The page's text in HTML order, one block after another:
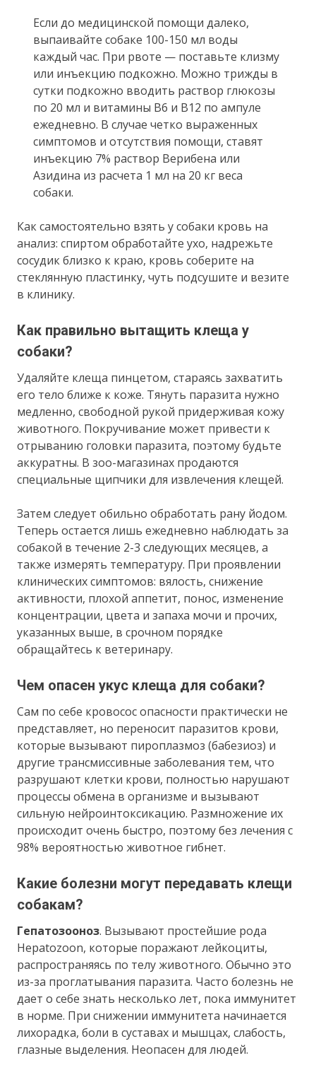
Если до медицинской помощи далеко,
выпаивайте собаке 100-150 мл воды
каждый час. При рвоте — поставьте клизму
или инъекцию подкожно. Можно трижды в
сутки подкожно вводить раствор глюкозы
по 20 мл и витамины В6 и В12 по ампуле
ежедневно. В случае четко выраженных
симптомов и отсутствия помощи, ставят
инъекцию 7% раствор Верибена или
Азидина из расчета 1 мл на 20 кг веса
собаки.
Как самостоятельно взять у собаки кровь на
анализ: спиртом обработайте ухо, надрежьте
сосудик близко к краю, кровь соберите на
стеклянную пластинку, чуть подсушите и везите
в клинику.
Как правильно вытащить клеща у
собаки?
Удаляйте клеща пинцетом, стараясь захватить
его тело ближе к коже. Тянуть паразита нужно
медленно, свободной рукой придерживая кожу
животного. Покручивание может привести к
отрыванию головки паразита, поэтому будьте
аккуратны. В зоо-магазинах продаются
специальные щипчики для извлечения клещей.
Затем следует обильно обработать рану йодом.
Теперь остается лишь ежедневно наблюдать за
собакой в течение 2-3 следующих месяцев, а
также измерять температуру. При проявлении
клинических симптомов: вялость, снижение
активности, плохой аппетит, понос, изменение
концентрации, цвета и запаха мочи и прочих,
указанных выше, в срочном порядке
обращайтесь к ветеринару.
Чем опасен укус клеща для собаки?
Сам по себе кровосос опасности практически не
представляет, но переносит паразитов крови,
которые вызывают пироплазмоз (бабезиоз) и
другие трансмиссивные заболевания тем, что
разрушают клетки крови, полностью нарушают
процессы обмена в организме и вызывают
сильную нейроинтоксикацию. Размножение их
происходит очень быстро, поэтому без лечения с
98% вероятностью животное гибнет.
Какие болезни могут передавать клещи
собакам?
Гепатозооноз. Вызывают простейшие рода
Hepatozoon, которые поражают лейкоциты,
распространяясь по телу животного. Обычно это
из-за проглатывания паразита. Часто болезнь не
дает о себе знать несколько лет, пока иммунитет
в норме. При снижении иммунитета начинается
лихорадка, боли в суставах и мышцах, слабость,
глазные выделения. Неопасен для людей.